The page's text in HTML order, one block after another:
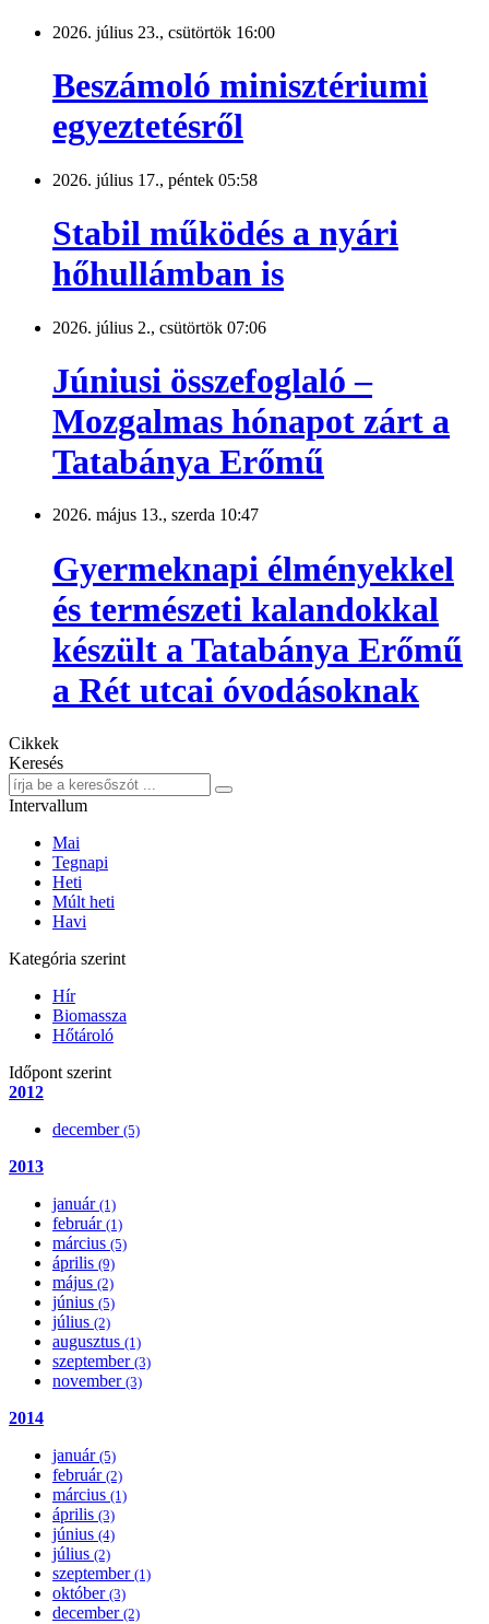
2026. július 23., csütörtök 16:00
Beszámoló minisztériumi
egyeztetésről
2026. július 17., péntek 05:58
Stabil működés a nyári
hőhullámban is
2026. július 2., csütörtök 07:06
Júniusi összefoglaló –
Mozgalmas hónapot zárt a
Tatabánya Erőmű
2026. május 13., szerda 10:47
Gyermeknapi élményekkel
és természeti kalandokkal
készült a Tatabánya Erőmű
a Rét utcai óvodásoknak
Cikkek
Keresés
Intervallum
Mai
Tegnapi
Heti
Múlt heti
Havi
Kategória szerint
Hír
Biomassza
Hőtároló
Időpont szerint
2012
december (5)
2013
január (1)
február (1)
március (5)
április (9)
május (2)
június (5)
július (2)
augusztus (1)
szeptember (3)
november (3)
2014
január (5)
február (2)
március (1)
április (3)
június (4)
július (2)
szeptember (1)
október (3)
december (2)